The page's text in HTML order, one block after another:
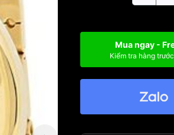
Mua ngay -
Kiểm tra hàng